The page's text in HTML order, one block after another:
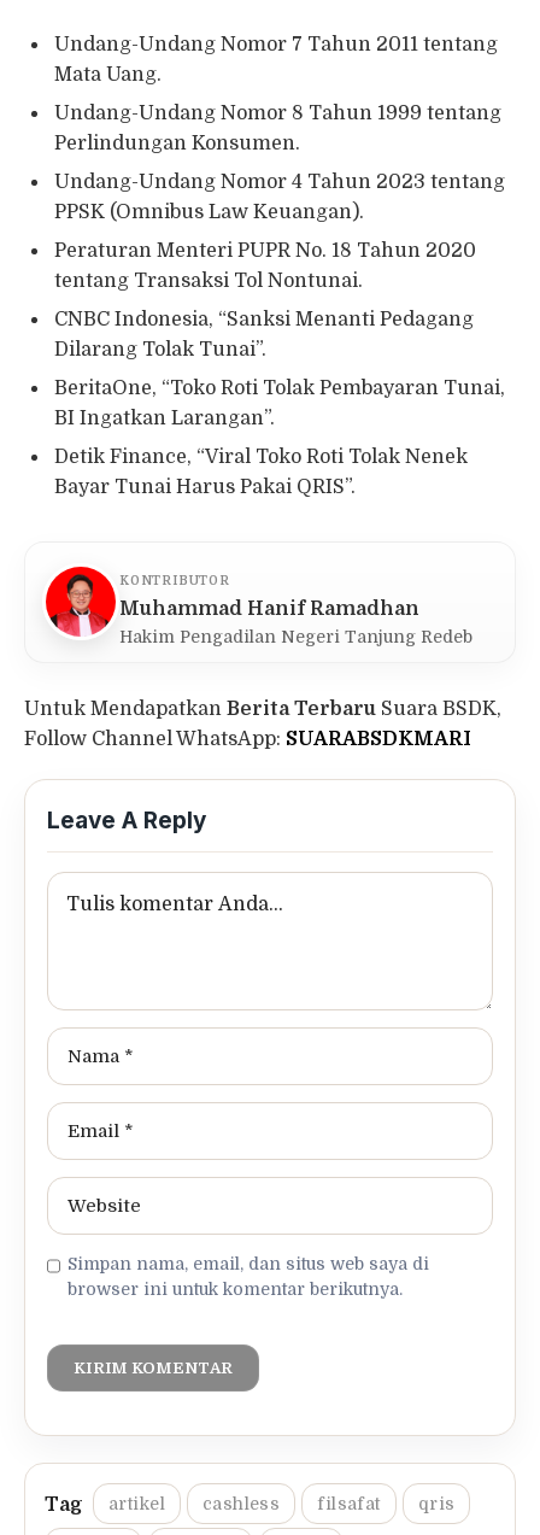
Undang-Undang Nomor 7 Tahun 2011 tentang
Mata Uang.
Undang-Undang Nomor 8 Tahun 1999 tentang
Perlindungan Konsumen.
Undang-Undang Nomor 4 Tahun 2023 tentang
PPSK (Omnibus Law Keuangan).
Peraturan Menteri PUPR No. 18 Tahun 2020
tentang Transaksi Tol Nontunai.
CNBC Indonesia, “Sanksi Menanti Pedagang
Dilarang Tolak Tunai”.
BeritaOne, “Toko Roti Tolak Pembayaran Tunai,
BI Ingatkan Larangan”.
Detik Finance, “Viral Toko Roti Tolak Nenek
Bayar Tunai Harus Pakai QRIS”.
KONTRIBUTOR
Muhammad Hanif Ramadhan
Hakim Pengadilan Negeri Tanjung Redeb
Untuk Mendapatkan Berita Terbaru Suara BSDK,
Follow Channel WhatsApp: SUARABSDKMARI
Leave A Reply
Simpan nama, email, dan situs web saya di
browser ini untuk komentar berikutnya.
artikel cashless filsafat qris